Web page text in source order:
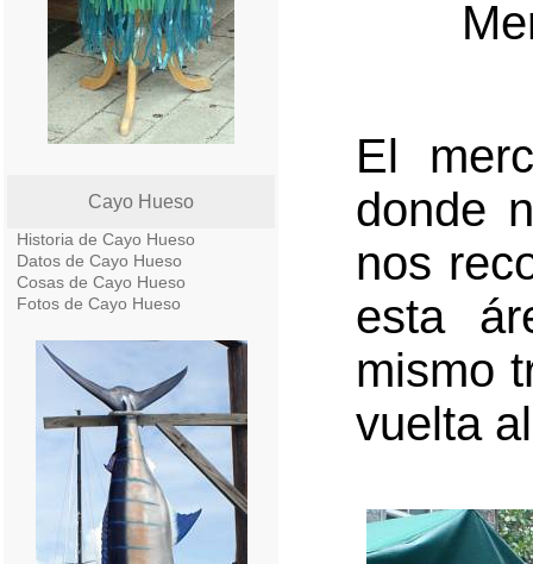
Cayo Hueso
Historia de Cayo Hueso
Datos de Cayo Hueso
Cosas de Cayo Hueso
Fotos de Cayo Hueso
El
donde
nos
esta
mismo
vuelta